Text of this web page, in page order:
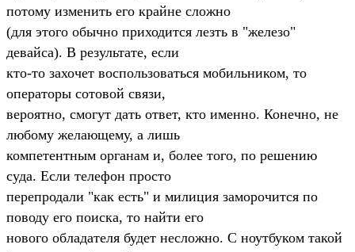
потому изменить его крайне сложно
(для этого обычно приходится лезть в "железо"
девайса). В результате, если
кто-то захочет воспользоваться мобильником, то
операторы сотовой связи,
вероятно, смогут дать ответ, кто именно. Конечно, не
любому желающему, а лишь
компетентным органам и, более того, по решению
суда. Если телефон просто
перепродали "как есть" и милиция заморочится по
поводу его поиска, то найти его
нового обладателя будет несложно. С ноутбуком такой